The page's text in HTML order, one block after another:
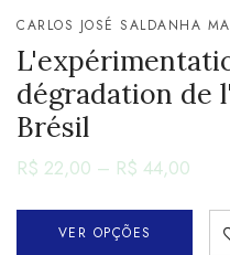
CARLOS JOSÉ SALDANHA
dégradation de
Brésil
R$ 22,00 – R$ 44,00
VER OPÇÕES